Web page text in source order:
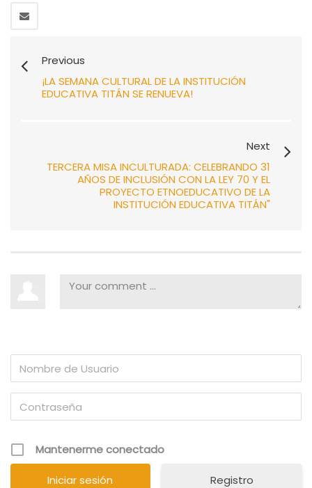
Previous
¡LA SEMANA CULTURAL DE LA INSTITUCIÓN
EDUCATIVA TITÁN SE RENUEVA!
Next
TERCERA MISA INCULTURADA: CELEBRANDO 31
AÑOS DE INCLUSIÓN CON LA LEY 70 Y EL
PROYECTO ETNOEDUCATIVO DE LA
INSTITUCIÓN EDUCATIVA TITÁN"
Mantenerme conectado
Registro